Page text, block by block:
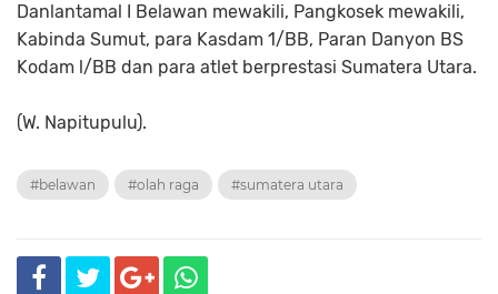
Danlantamal I Belawan mewakili, Pangkosek mewakili,
Kabinda Sumut, para Kasdam 1/BB, Paran Danyon BS
Kodam l/BB dan para atlet berprestasi Sumatera Utara.
(W. Napitupulu).
#belawan #olah raga #sumatera utara